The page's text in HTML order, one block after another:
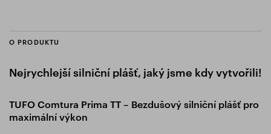
O PRODUKTU
Nejrychlejší silniční plášť, jaký jsme kdy vytvořili!
TUFO Comtura Prima TT – Bezdušový silniční plášť pro
maximální výkon